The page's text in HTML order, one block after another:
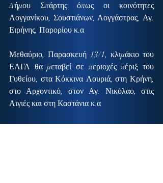
Δήμου Σπάρτης όπως οι κοινότητες
Λογγανίκου, Σουστιάνων, Λογγάστρας, Αγ.
Ειρήνης, Παρορίου κ.α
Μεθαύριο, Παρασκευή 13/1, κλιμάκιο του
ΕΛΓΑ θα μεταβεί σε περιοχές πέριξ του
Γυθείου, στα Κόκκινα Λουριά, στη Κρήνη,
στο Αρχοντικό, στον Αγ. Νικόλαο, στις
Αιγιές και στη Καστάνια κ.α